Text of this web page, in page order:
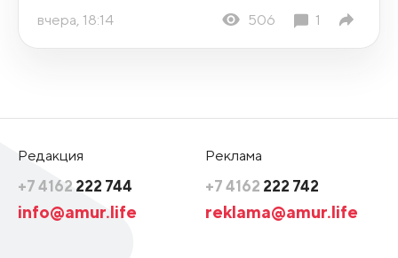
вчера, 18:14 506 1
Редакция
+7 4162 222 744
info@amur.life
Реклама
+7 4162 222 742
reklama@amur.life